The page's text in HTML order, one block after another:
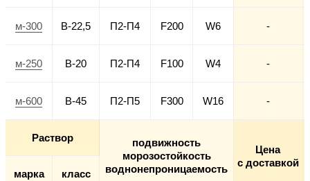
м-300 В-22,5 П2-П4 F200 W6 -
м-250 В-20 П2-П4 F100 W4 -
м-600 В-45 П2-П5 F300 W16 -
Раствор
подвижность
морозостойкость
воднонепроницаемость
Цена
с доставкой
марка
класс